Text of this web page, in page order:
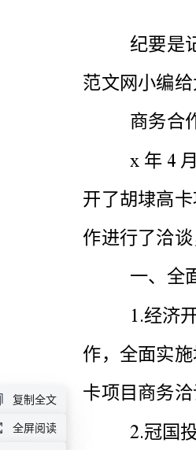
二、商务洽谈
1
商务合作会谈纪要
一、全面启动各项工作
;
复制全文
全屏阅读